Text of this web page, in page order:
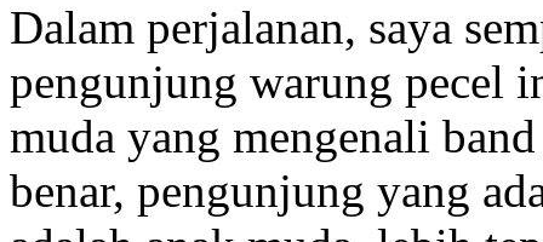
Dalam perjalanan, saya
pengunjung warung pecel
muda yang mengenali
benar, pengunjung yang